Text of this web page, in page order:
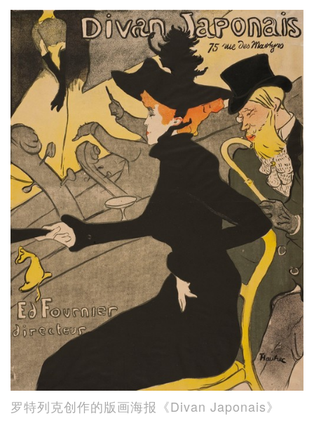
罗特列克创作的版画海报《Divan Japonais》